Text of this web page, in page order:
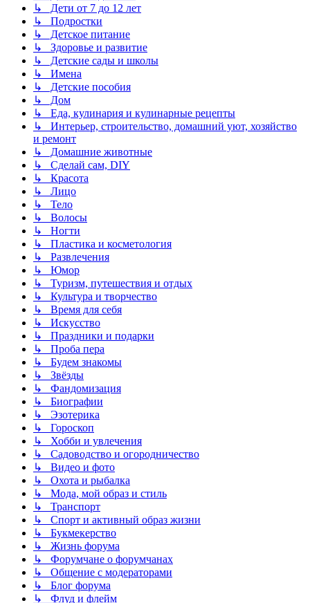
↳ Дети от 7 до 12 лет
↳ Подростки
↳ Детское питание
↳ Здоровье и развитие
↳ Детские сады и школы
↳ Имена
↳ Детские пособия
↳ Дом
↳ Еда, кулинария и кулинарные рецепты
↳ Интерьер, строительство, домашний уют, хозяйство
и ремонт
↳ Домашние животные
↳ Сделай сам, DIY
↳ Красота
↳ Лицо
↳ Тело
↳ Волосы
↳ Ногти
↳ Пластика и косметология
↳ Развлечения
↳ Юмор
↳ Туризм, путешествия и отдых
↳ Культура и творчество
↳ Время для себя
↳ Искусство
↳ Праздники и подарки
↳ Проба пера
↳ Будем знакомы
↳ Звёзды
↳ Фандомизация
↳ Биографии
↳ Эзотерика
↳ Гороскоп
↳ Хобби и увлечения
↳ Садоводство и огородничество
↳ Видео и фото
↳ Охота и рыбалка
↳ Мода, мой образ и стиль
↳ Транспорт
↳ Спорт и активный образ жизни
↳ Букмекерство
↳ Жизнь форума
↳ Форумчане о форумчанах
↳ Общение с модераторами
↳ Блог форума
↳ Флуд и флейм